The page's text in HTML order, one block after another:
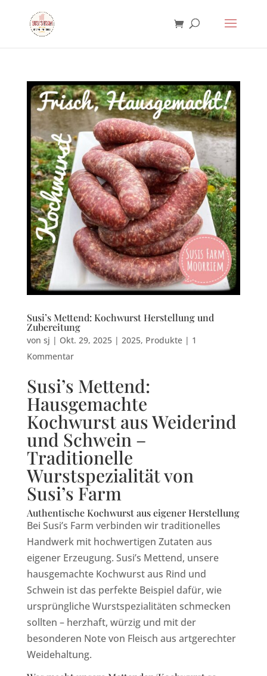
Susi’s Mettend: Kochwurst Herstellung und
Zubereitung
von sj | Okt. 29, 2025| 2025, Produkte| 1
Kommentar
Susi’s Mettend:
Hausgemachte
Kochwurst aus Weiderind
und Schwein –
Traditionelle
Wurstspezialität von
Susi’s Farm
Authentische Kochwurst aus eigener Herstellung
Bei Susi’s Farm verbinden wir traditionelles
Handwerk mit hochwertigen Zutaten aus
eigener Erzeugung. Susi’s Mettend, unsere
hausgemachte Kochwurst aus Rind und
Schwein ist das perfekte Beispiel dafür, wie
ursprüngliche Wurstspezialitäten schmecken
sollten – herzhaft, würzig und mit der
besonderen Note von Fleisch aus artgerechter
Weidehaltung.